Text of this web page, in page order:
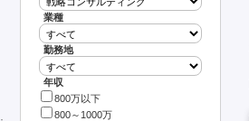
業種
勤務地
年収
800万以下
800～1000万